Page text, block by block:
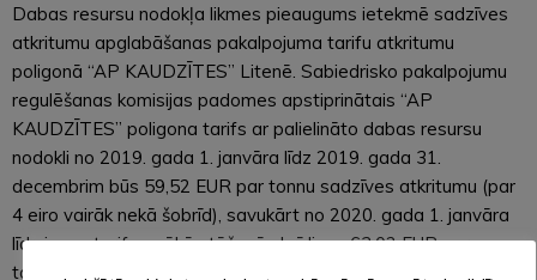
Dabas resursu nodokļa likmes pieaugums ietekmē sadzīves
atkritumu apglabāšanas pakalpojuma tarifu atkritumu
poligonā “AP KAUDZĪTES” Litenē. Sabiedrisko pakalpojumu
regulēšanas komisijas padomes apstiprinātais “AP
KAUDZĪTES” poligona tarifs ar palielināto dabas resursu
nodokli no 2019. gada 1. janvāra līdz 2019. gada 31.
decembrim būs 59,52 EUR par tonnu sadzīves atkritumu (par
4 eiro vairāk nekā šobrīd), savukārt no 2020. gada 1. janvāra
līdz jauna tarifa spēkā stāšanās brīdim – 63,02 EUR par
tonnu.